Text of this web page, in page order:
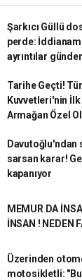
Şarkıcı Güllü
perde:
ayrıntılar
Tarihe Geçti!
Kuvvetleri'nin İlk
Armağan Özel
Davutoğlu'ndan
sarsan karar!
kapanıyor
MEMUR DA
İNSAN ! NEDEN
Üzerinden
motosikletli: